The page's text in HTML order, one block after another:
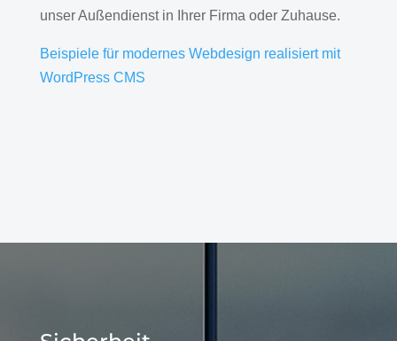
unser Außendienst in Ihrer Firma oder Zuhause.
Beispiele für modernes Webdesign realisiert mit
WordPress CMS